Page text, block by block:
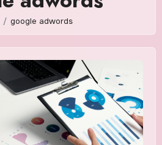
google adwords